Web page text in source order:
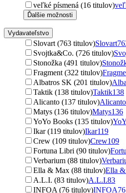
veľké písmená (16 titulov)
Ďalšie možnosti
Vydavateľstvo
Slovart (763 titulov)Slovart
Svojtka&Co. (726 titulov)
Stonožka (491 titulov)
Fragment (322 titulov)
Albatros SK (201 titulov)
Taktik (138 titulov)Taktik138
Alicanto (137 titulov)Alicanto
Matys (136 titulov)Matys136
YoYo Books (135 titulov)
Ikar (119 titulov)Ikar119
Crew (109 titulov)Crew109
Fortuna Libri (90 titulov)
Verbarium (88 titulov)
Ella & Max (88 titulov)Ella
A.L.I. (83 titulov)A.L.I.83
INFOA (76 titulov)INFOA76